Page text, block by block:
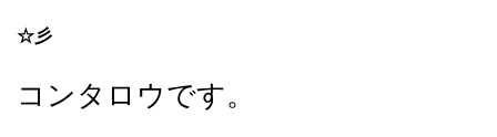
☆彡
コンタロウです。